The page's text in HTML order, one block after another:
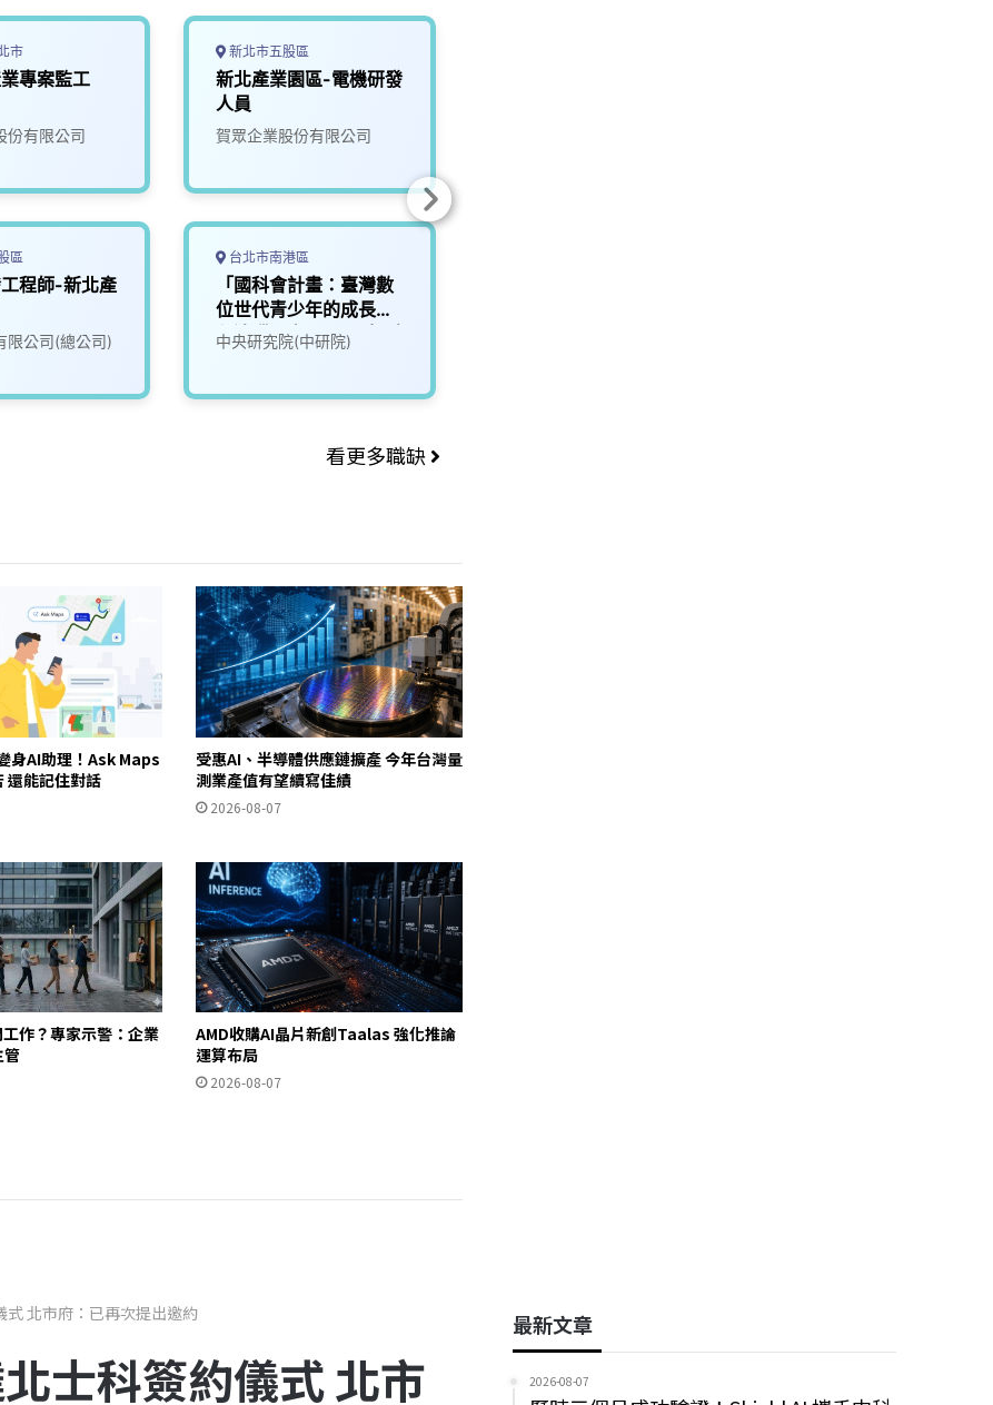
市
專案監工
份有限公司
區
程師-新北產
限公司(總公司)
新北市五股區
新北產業園區-電機研發
人員
賀眾企業股份有限公司
台北市南港區
「國科會計畫：臺灣數
位世代青少年的成長歷
程追蹤研究(4/5)」招聘
中央研究院(中研院)
看更多職缺
身AI助理！Ask Maps
還能記住對話
受惠AI、半導體供應鏈擴產 今年台灣量
測業產值有望續寫佳績
2026-08-07
作？專家示警：企業
管
AMD收購AI晶片新創Taalas 強化推論
運算布局
2026-08-07